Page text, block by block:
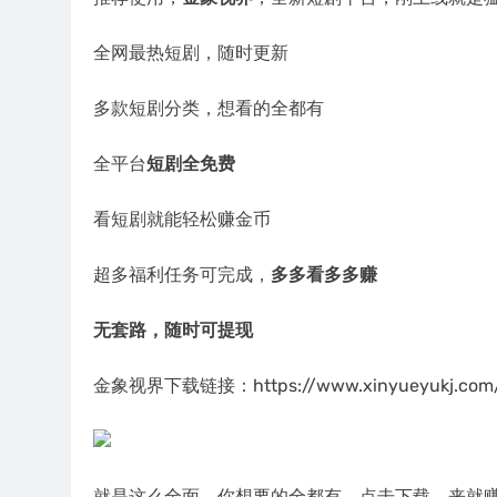
全网最热短剧，随时更新
多款短剧分类，想看的全都有
全平台短剧全免费
看短剧就能轻松赚金币
超多福利任务可完成， 多多看多多赚
无套路，随时可提现
金象视界下载链接：https://